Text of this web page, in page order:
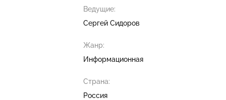
Ведущие:
Сергей Сидоров
Жанр:
Информационная
Страна:
Россия